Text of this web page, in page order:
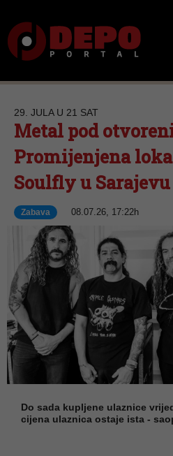
29. JULA U 21 SAT
Metal pod
Promijenjena
Soulfly u Sarajevu
Zabava 08.07.26, 17:22h
Do sada kupljene ulaznice
cijena ulaznica ostaje ista -